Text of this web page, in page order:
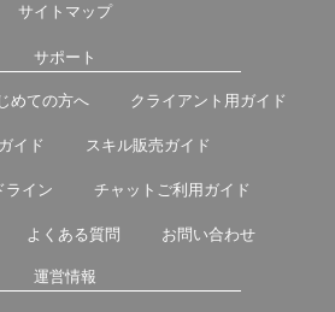
サイトマップ
サポート
めての方へ クライアント用ガイド
イド スキル販売ガイド
ライン チャットご利用ガイド
よくある質問 お問い合わせ
運営情報